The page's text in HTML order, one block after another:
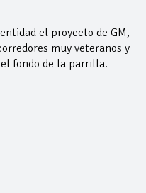
el proyecto de GM,
muy veteranos y
fondo de la parrilla.